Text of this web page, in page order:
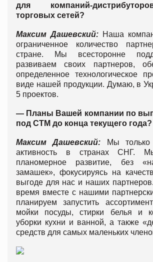
для компаний-
торговых сетей?
Максим Дашевский: Наша
ограниченное количество
стране. Мы всесторонне
развиваем своих партнеров,
определенное технологическое
виде нашей продукции. Думаю, в
5 проектов.
— Планы Вашей компании по
под СТМ до конца текущего года?
Максим Дашевский: Мы только
активность в странах СНГ.
планомерное развитие, без
замашек», фокусируясь на
выгоде для нас и наших
время вместе с нашими
планируем запустить
мойки посуды, стирки белья и
уборки кухни и ванной, а также
средств для самых маленьких